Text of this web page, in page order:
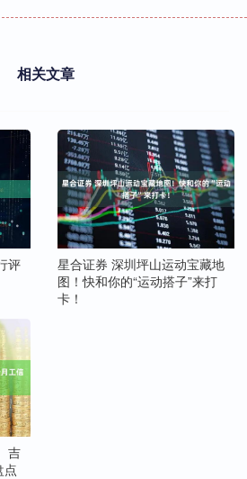
相关文章
评
星合证券 深圳坪山运动宝藏地
图！快和你的“运动搭子”来打
卡！
吉
点